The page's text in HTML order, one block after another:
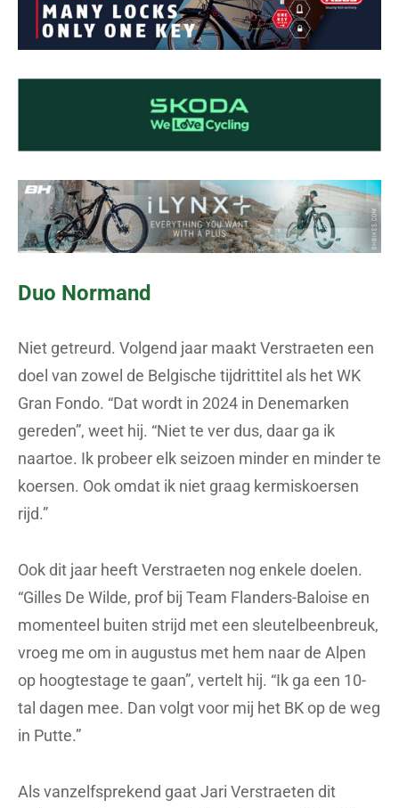
Duo Normand
Niet getreurd. Volgend jaar maakt Verstraeten een
doel van zowel de Belgische tijdrittitel als het WK
Gran Fondo. “Dat wordt in 2024 in Denemarken
gereden”, weet hij. “Niet te ver dus, daar ga ik
naartoe. Ik probeer elk seizoen minder en minder te
koersen. Ook omdat ik niet graag kermiskoersen
rijd.”
Ook dit jaar heeft Verstraeten nog enkele doelen.
“Gilles De Wilde, prof bij Team Flanders-Baloise en
momenteel buiten strijd met een sleutelbeenbreuk,
vroeg me om in augustus met hem naar de Alpen
op hoogtestage te gaan”, vertelt hij. “Ik ga een 10-
tal dagen mee. Dan volgt voor mij het BK op de weg
in Putte.”
Als vanzelfsprekend gaat Jari Verstraeten dit